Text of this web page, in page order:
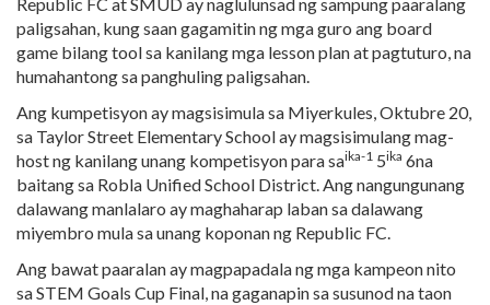
paligsahan, kung saan gagamitin ng mga guro ang board
game bilang tool sa kanilang mga lesson plan at pagtuturo, na
humahantong sa panghuling paligsahan.
Ang kumpetisyon ay magsisimula sa Miyerkules, Oktubre 20,
sa Taylor Street Elementary School ay magsisimulang mag-
host ng kanilang unang kompetisyon para saika-1 5ika 6na
baitang sa Robla Unified School District. Ang nangungunang
dalawang manlalaro ay maghaharap laban sa dalawang
miyembro mula sa unang koponan ng Republic FC.
Ang bawat paaralan ay magpapadala ng mga kampeon nito
sa STEM Goals Cup Final, na gaganapin sa susunod na taon